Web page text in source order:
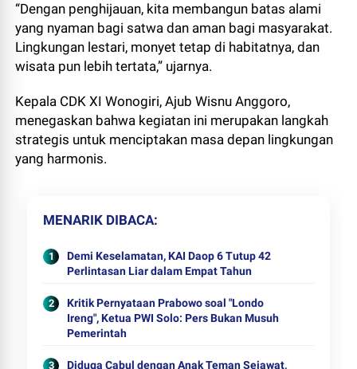
“Dengan penghijauan, kita membangun batas alami
yang nyaman bagi satwa dan aman bagi masyarakat.
Lingkungan lestari, monyet tetap di habitatnya, dan
wisata pun lebih tertata,” ujarnya.
Kepala CDK XI Wonogiri, Ajub Wisnu Anggoro,
menegaskan bahwa kegiatan ini merupakan langkah
strategis untuk menciptakan masa depan lingkungan
yang harmonis.
MENARIK DIBACA
Demi Keselamatan, KAI Daop 6 Tutup 42
Perlintasan Liar dalam Empat Tahun
Kritik Pernyataan Prabowo soal "Londo
Ireng", Ketua PWI Solo: Pers Bukan Musuh
Pemerintah
Diduga Cabul dengan Anak Teman Sejawat,